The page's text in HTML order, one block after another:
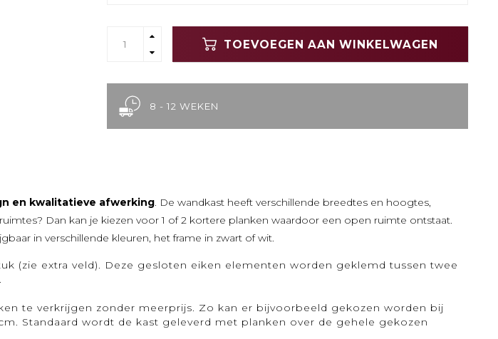
TOEVOEGEN AAN WINKELWAGEN
8 - 12 WEKEN
en kwalitatieve afwerking. De wandkast heeft verschillende breedtes en hoogtes,
Dan kan je kiezen voor 1 of 2 kortere planken waardoor een open ruimte ontstaat.
in verschillende kleuren, het frame in zwart of wit.
(zie extra veld). Deze gesloten eiken elementen worden geklemd tussen twee
te verkrijgen zonder meerprijs. Zo kan er bijvoorbeeld gekozen worden bij
Standaard wordt de kast geleverd met planken over de gehele gekozen